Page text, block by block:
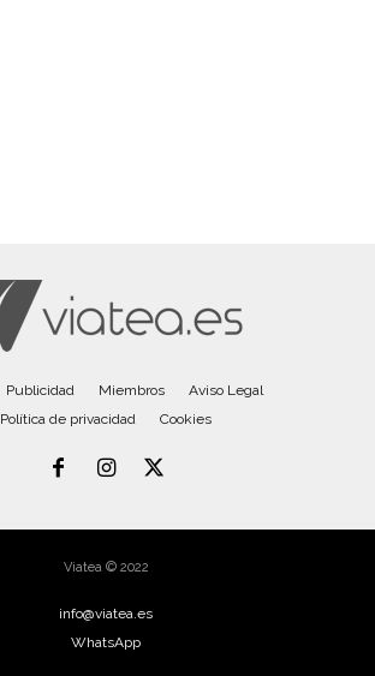
Publicidad Miembros
Aviso Legal
Política de privacidad
Cookies
Viatea © 2022
info@viatea.es
WhatsApp